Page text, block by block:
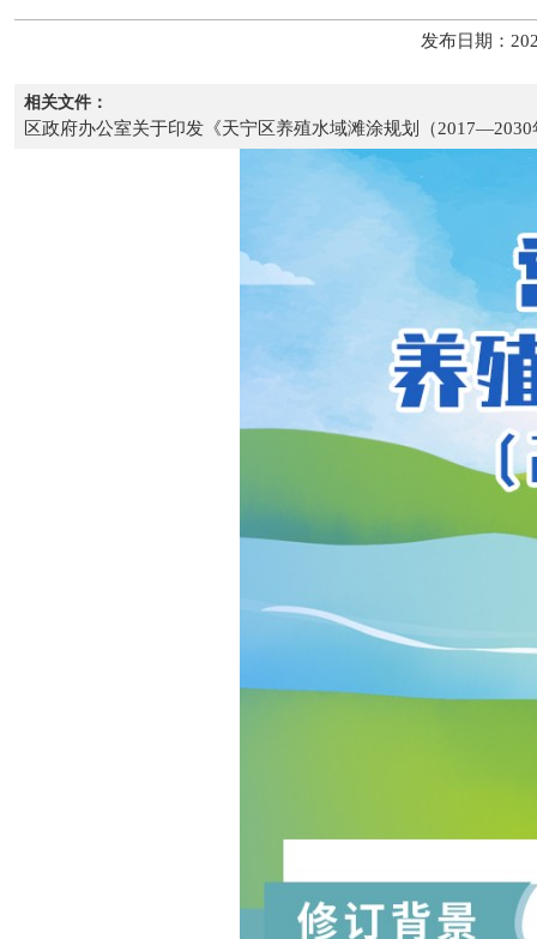
发布日期：
相关文件：
区政府办公室关于印发《天宁区养殖水域滩涂规划（